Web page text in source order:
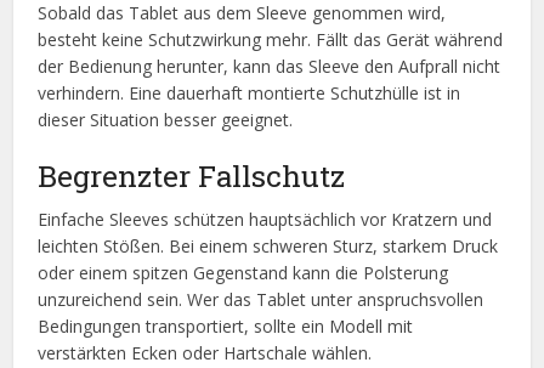
Sobald das Tablet aus dem Sleeve genommen wird,
besteht keine Schutzwirkung mehr. Fällt das Gerät während
der Bedienung herunter, kann das Sleeve den Aufprall nicht
verhindern. Eine dauerhaft montierte Schutzhülle ist in
dieser Situation besser geeignet.
Begrenzter Fallschutz
Einfache Sleeves schützen hauptsächlich vor Kratzern und
leichten Stößen. Bei einem schweren Sturz, starkem Druck
oder einem spitzen Gegenstand kann die Polsterung
unzureichend sein. Wer das Tablet unter anspruchsvollen
Bedingungen transportiert, sollte ein Modell mit
verstärkten Ecken oder Hartschale wählen.